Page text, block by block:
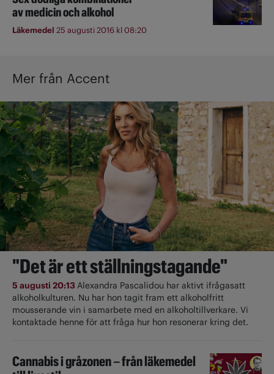
av medicin och alkohol
Läkemedel 25 augusti 2016 kl 08:20
Mer från Accent
"Det är ett ställningstagande"
5 augusti 20:13Alexandra Pascalidou har aktivt ifrågasatt
alkoholkulturen. Nu har hon tagit fram ett alkoholfritt
mousserande vin i samarbete med en alkoholtillverkare. Vi
kontaktade henne för att fråga hur hon resonerar kring det.
Cannabis i gråzonen – från läkemedel